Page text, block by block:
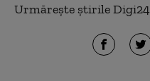
Urmărește știrile